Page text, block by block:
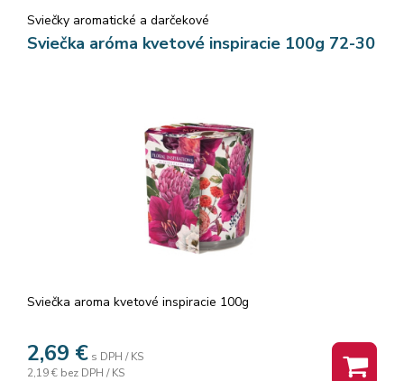
Sviečky aromatické a darčekové
Sviečka aróma kvetové inspiracie 100g 72-30
Sviečka aroma kvetové inspiracie 100g
2,69 € s DPH / KS
2,19 € bez DPH / KS